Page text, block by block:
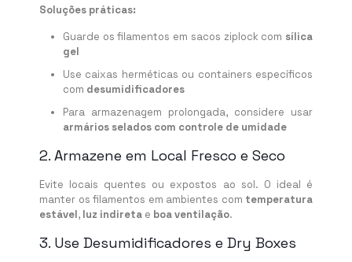
Soluções práticas:
Guarde os filamentos em sacos ziplock com sílica
gel
Use caixas herméticas ou containers específicos
com desumidificadores
Para armazenagem prolongada, considere usar
armários selados com controle de umidade
2. Armazene em Local Fresco e Seco
Evite locais quentes ou expostos ao sol. O ideal é
manter os filamentos em ambientes com temperatura
estável, luz indireta e boa ventilação.
3. Use Desumidificadores e Dry Boxes